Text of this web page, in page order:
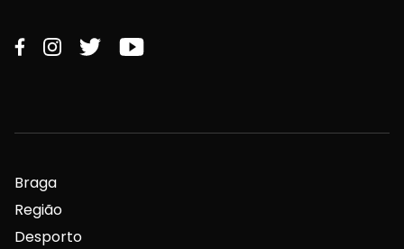
Braga
Região
Desporto